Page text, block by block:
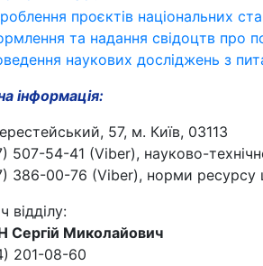
проєктів національних
та надання свідоцтв про
наукових досліджень з
інформація:
57, м. Київ, 03113
507-54-41 (Viber), науково-
386-00-76 (Viber), норми ресурсу
відділу:
Сергій Миколайович
201-08-60